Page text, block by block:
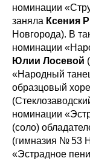
номинации
заняла Ксения
Новгорода). В
номинации
Юлии Лосевой
«Народный
образцовый
номинации
(соло)
(гимназия № 53
«Эстрадное